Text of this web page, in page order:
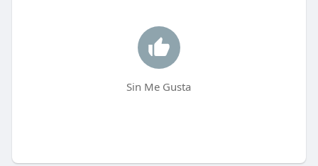
Sin Me Gusta